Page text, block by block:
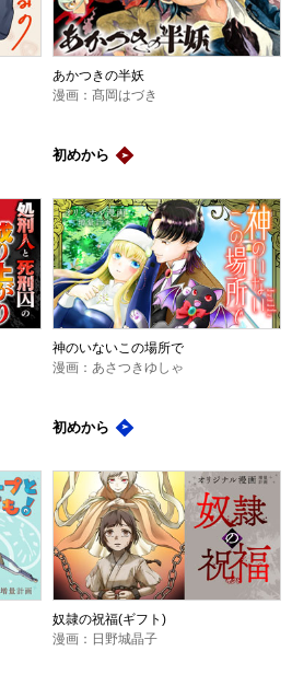
あかつきの半妖
漫画：髙岡はづき
初めから
神のいないこの場所で
漫画：あさつきゆしゃ
初めから
奴隷の祝福(ギフト)
漫画：日野城晶子